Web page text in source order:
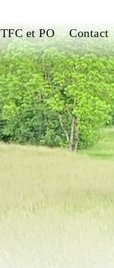
TFC et PO Contact